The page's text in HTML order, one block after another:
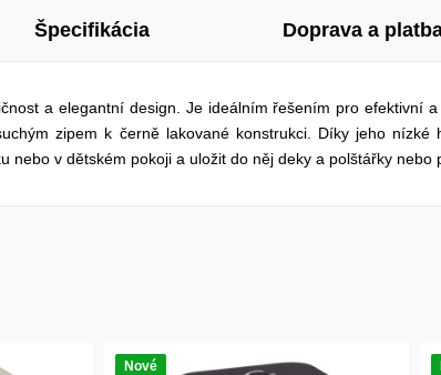
Špecifikácia Doprava a
a elegantní design. Je ideálním řešením pro efektivní
zipem k černě lakované konstrukci. Díky jeho nízké
v dětském pokoji a uložit do něj deky a polštářky nebo
Nové